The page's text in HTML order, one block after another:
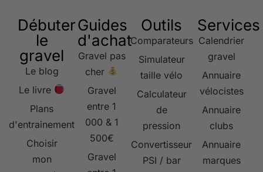
Débuter
le
gravel
Le blog
Le livre
Plans
d'entrainement
Choisir
mon
Guides
d'achat
Gravel pas
cher
Gravel
entre 1
000 & 1
500€
Gravel
Outils
Comparateurs
Simulateur
taille vélo
Calculateur
de
pression
Convertisseur
PSI / bar
Services
Calendrier
gravel
Annuaire
vélocistes
Annuaire
clubs
Annuaire
marques